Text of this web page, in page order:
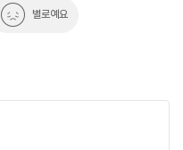
별로예요